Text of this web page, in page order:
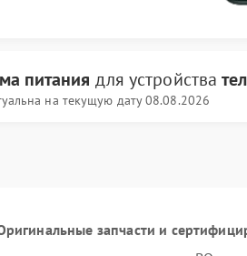
питания для устройства
на текущую дату 08.08.2026
запчасти и